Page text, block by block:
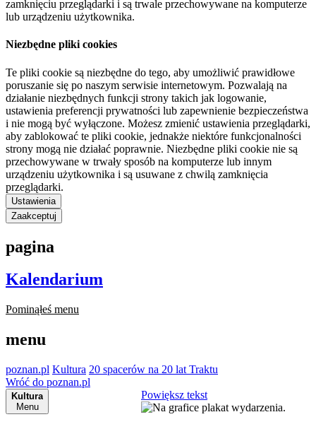
zamknięciu przeglądarki i są trwale przechowywane na komputerze
lub urządzeniu użytkownika.
Niezbędne pliki cookies
Te pliki cookie są niezbędne do tego, aby umożliwić prawidłowe
poruszanie się po naszym serwisie internetowym. Pozwalają na
działanie niezbędnych funkcji strony takich jak logowanie,
ustawienia preferencji prywatności lub zapewnienie bezpieczeństwa
i nie mogą być wyłączone. Możesz zmienić ustawienia przeglądarki,
aby zablokować te pliki cookie, jednakże niektóre funkcjonalności
strony mogą nie działać poprawnie. Niezbędne pliki cookie nie są
przechowywane w trwały sposób na komputerze lub innym
urządzeniu użytkownika i są usuwane z chwilą zamknięcia
przeglądarki.
Ustawienia
Zaakceptuj
pagina
Kalendarium
Pominąłeś menu
menu
poznan.pl Kultura 20 spacerów na 20 lat Traktu
Wróć do poznan.pl
Kultura
Menu
Powiększ tekst